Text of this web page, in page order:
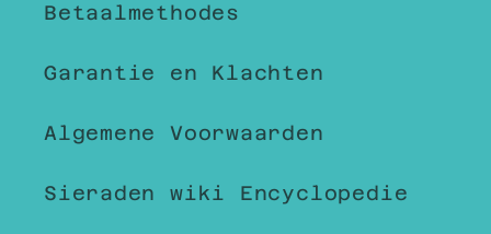
Betaalmethodes
Garantie en Klachten
Algemene Voorwaarden
Sieraden wiki Encyclopedie